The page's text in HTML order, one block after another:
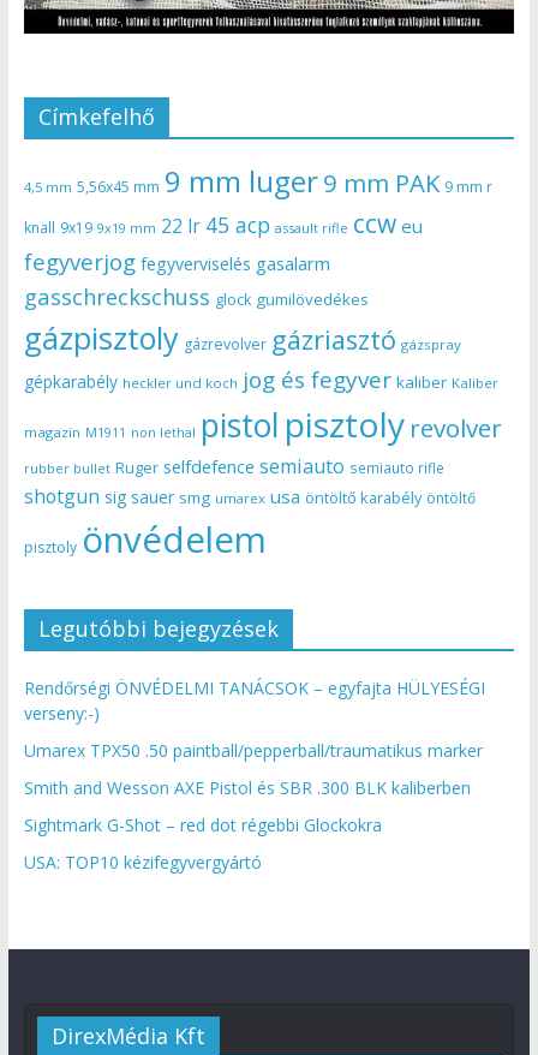
Címkefelhő
4,5 mm 5,56x45 mm 9 mm luger9 mm PAK 9 mm r
knall 9x19 9x19 mm 22 lr 45 acp assault rifle ccw eu
fegyverjog fegyverviselés gasalarm
gasschreckschuss glock gumilövedékes
gázpisztoly gázrevolver gázriasztó gázspray
gépkarabély heckler und koch jog és fegyver kaliber Kaliber
magazin M1911 non lethal pistol pisztoly revolver
rubber bullet Ruger selfdefence semiauto semiauto rifle
shotgun sig sauer smg umarex usa öntöltő karabély öntöltő
pisztoly önvédelem
Legutóbbi bejegyzések
Rendőrségi ÖNVÉDELMI TANÁCSOK – egyfajta HÜLYESÉGI
verseny:-)
Umarex TPX50 .50 paintball/pepperball/traumatikus marker
Smith and Wesson AXE Pistol és SBR .300 BLK kaliberben
Sightmark G-Shot – red dot régebbi Glockokra
USA: TOP10 kézifegyvergyártó
DirexMédia Kft